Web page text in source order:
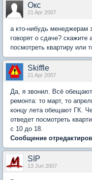
Окс
21 Apr 2007
а кто-нибудь менеджерам
говорят о сдаче?
посмотреть квартиру или
Skiffle
21 Apr 2007
Да, я звонил. Всё
ремонта: то март, то
концу лета обещают ГК.
отведет посмотреть
с 10 до 18.
Сообщение
SIP
13 Jun 2007